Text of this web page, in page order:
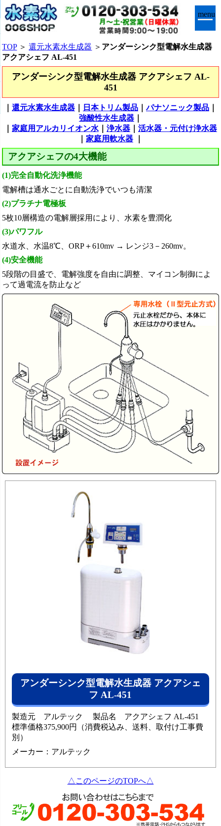
menu
TOP＞還元水素水生成器 ＞ アンダーシンク型電解水生成器
アクアシェフ AL-451
アンダーシンク型電解水生成器 アクアシェフ AL-
451
還元水素水生成器 日本トリム製品 ｜パナソニック製品
強酸性水生成器
家庭用アルカリイオン水 浄水器
活水器・元付け浄水器
家庭用軟水器
アクアシェフの4大機能
(1)完全自動化洗浄機能
電解槽は通水ごとに自動洗浄でいつも清潔
(2)プラチナ電極板
5枚10層構造の電解層採用により、水素を豊潤化
(3)パワフル
水道水、水温8℃、ORP＋610mv → レンジ3－260mv。
(4)安全機能
5段階の目盛で、電解強度を自由に調整、マイコン制御によ
って過電流を防止など
アンダーシンク型電解水生成器 アクアシェ
フ AL-451
製造元 アルテック 製品名 アクアシェフ AL-451
標準価格375,900円（消費税込み、送料、取付け工事費
別）
メーカー：アルテック
△このページのTOPへ△